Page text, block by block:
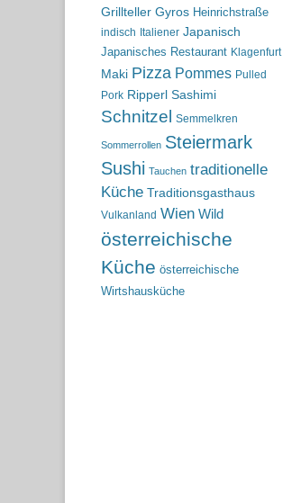
Grillteller Gyros Heinrichstraße
indisch Italiener Japanisch
Japanisches Restaurant Klagenfurt
Maki Pizza Pommes Pulled
Pork Ripperl Sashimi
Schnitzel Semmelkren
Sommerrollen Steiermark
Sushi Tauchen traditionelle
Küche Traditionsgasthaus
Vulkanland Wien Wild
österreichische
Küche österreichische
Wirtshausküche